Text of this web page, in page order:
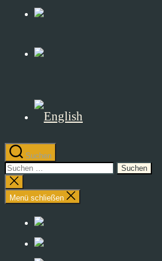
Suchen
Suchen
nach:
Suche
schließen
Menü schließen